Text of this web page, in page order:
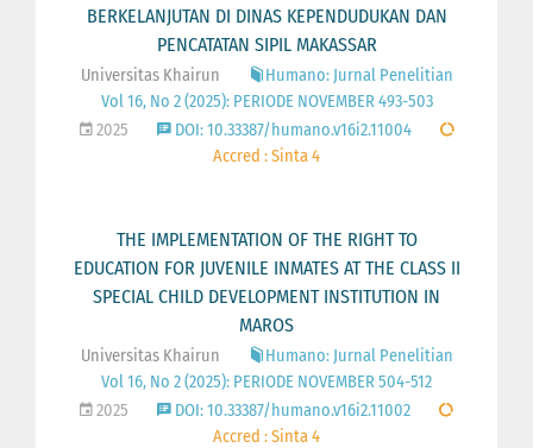
BERKELANJUTAN DI DINAS KEPENDUDUKAN DAN
PENCATATAN SIPIL MAKASSAR
Universitas Khairun
Humano: Jurnal Penelitian
Vol 16, No 2 (2025): PERIODE NOVEMBER 493-503
2025
DOI: 10.33387/humano.v16i2.11004
Accred : Sinta 4
THE IMPLEMENTATION OF THE RIGHT TO
EDUCATION FOR JUVENILE INMATES AT THE CLASS II
SPECIAL CHILD DEVELOPMENT INSTITUTION IN
MAROS
Universitas Khairun
Humano: Jurnal Penelitian
Vol 16, No 2 (2025): PERIODE NOVEMBER 504-512
2025
DOI: 10.33387/humano.v16i2.11002
Accred : Sinta 4